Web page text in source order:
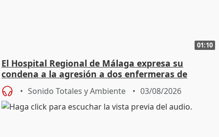
01:10
El Hospital Regional de Málaga expresa su
condena a la agresión a dos enfermeras de
Urgencias
Sonido Totales y Ambiente 03/08/2026